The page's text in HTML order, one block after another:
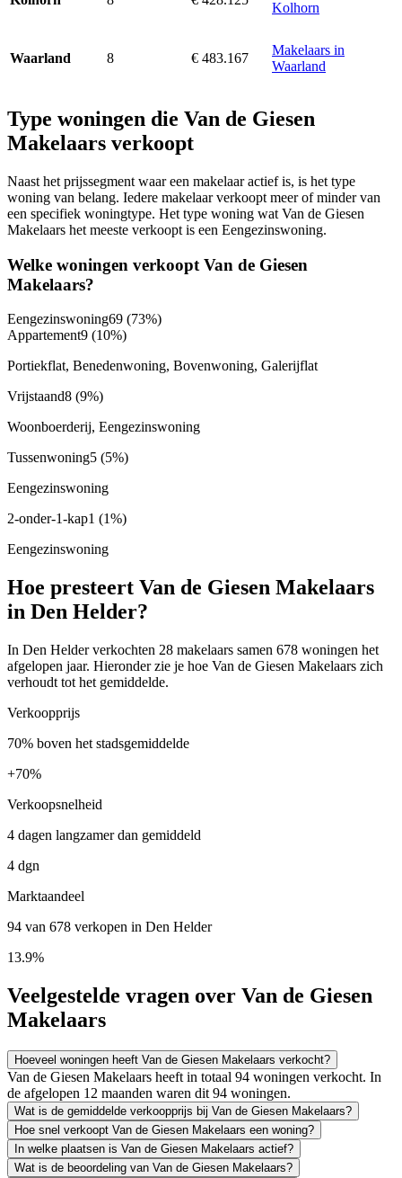
Kolhorn
Waarland 8 € 483.167
Makelaars in
Waarland
Type woningen die Van de Giesen
Makelaars verkoopt
Naast het prijssegment waar een makelaar actief is, is het type
woning van belang. Iedere makelaar verkoopt meer of minder van
een specifiek woningtype. Het type woning wat Van de Giesen
Makelaars het meeste verkoopt is een Eengezinswoning.
Welke woningen verkoopt Van de Giesen
Makelaars?
Eengezinswoning69 (73%)
Appartement9 (10%)
Portiekflat, Benedenwoning, Bovenwoning, Galerijflat
Vrijstaand8 (9%)
Woonboerderij, Eengezinswoning
Tussenwoning5 (5%)
Eengezinswoning
2-onder-1-kap1 (1%)
Eengezinswoning
Hoe presteert Van de Giesen Makelaars
in Den Helder?
In Den Helder verkochten 28 makelaars samen 678 woningen het
afgelopen jaar. Hieronder zie je hoe Van de Giesen Makelaars zich
verhoudt tot het gemiddelde.
Verkoopprijs
70% boven het stadsgemiddelde
+70%
Verkoopsnelheid
4 dagen langzamer dan gemiddeld
4 dgn
Marktaandeel
94 van 678 verkopen in Den Helder
13.9%
Veelgestelde vragen over Van de Giesen
Makelaars
Hoeveel woningen heeft Van de Giesen Makelaars verkocht?
Van de Giesen Makelaars heeft in totaal 94 woningen verkocht. In
de afgelopen 12 maanden waren dit 94 woningen.
Wat is de gemiddelde verkoopprijs bij Van de Giesen Makelaars?
Hoe snel verkoopt Van de Giesen Makelaars een woning?
In welke plaatsen is Van de Giesen Makelaars actief?
Wat is de beoordeling van Van de Giesen Makelaars?